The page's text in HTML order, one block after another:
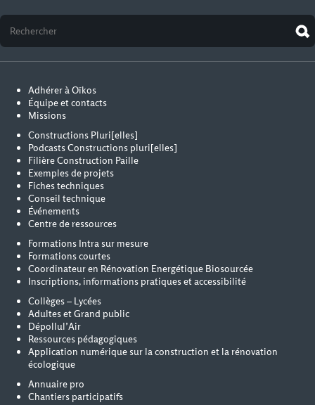
Adhérer à Oïkos
Équipe et contacts
Missions
Constructions Pluri[elles]
Podcasts Constructions pluri[elles]
Filière Construction Paille
Exemples de projets
Fiches techniques
Conseil technique
Événements
Centre de ressources
Formations Intra sur mesure
Formations courtes
Coordinateur en Rénovation Energétique Biosourcée
Inscriptions, informations pratiques et accessibilité
Collèges – Lycées
Adultes et Grand public
Dépollul’Air
Ressources pédagogiques
Application numérique sur la construction et la rénovation
écologique
Annuaire pro
Chantiers participatifs